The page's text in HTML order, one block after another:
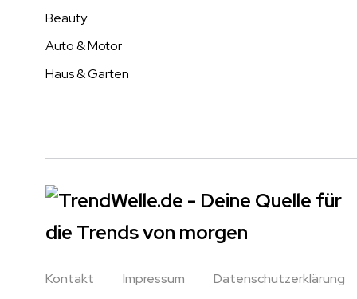
Beauty
Auto & Motor
Haus & Garten
Kontakt Impressum Datenschutzerklärung